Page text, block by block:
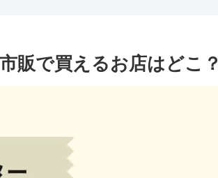
販で買えるお店はどこ？